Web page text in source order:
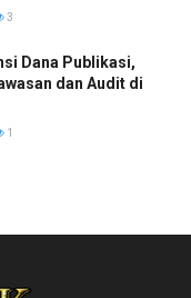
3
Dana Publikasi,
dan Audit di
1